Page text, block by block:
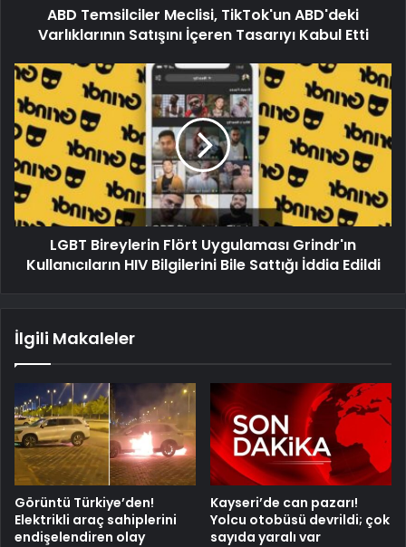
ABD Temsilciler Meclisi, TikTok'un ABD'deki
Varlıklarının Satışını İçeren Tasarıyı Kabul Etti
LGBT Bireylerin Flört Uygulaması Grindr'ın
Kullanıcıların HIV Bilgilerini Bile Sattığı İddia Edildi
İlgili Makaleler
Görüntü Türkiye’den!
Elektrikli araç sahiplerini
endişelendiren olay
Kayseri’de can pazarı!
Yolcu otobüsü devrildi; çok
sayıda yaralı var